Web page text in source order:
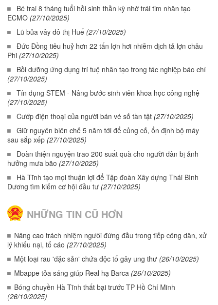
Bé trai 8 tháng tuổi hồi sinh thần kỳ nhờ trái tim nhân tạo
ECMO (27/10/2025)
Lũ bủa vây đô thị Huế (27/10/2025)
Đức Đồng tiêu huỷ hơn 22 tấn lợn hơi nhiễm dịch tả lợn châu
Phi (27/10/2025)
Bồi dưỡng ứng dụng trí tuệ nhân tạo trong tác nghiệp báo chí
(27/10/2025)
Tín dụng STEM - Nâng bước sinh viên khoa học công nghệ
(27/10/2025)
Cướp điện thoại của người bán vé số tàn tật (27/10/2025)
Giữ nguyên biên chế 5 năm tới để củng cố, ổn định bộ máy
sau sắp xếp (27/10/2025)
Đoàn thiện nguyện trao 200 suất quà cho người dân bị ảnh
hưởng mưa bão (27/10/2025)
Hà Tĩnh tạo mọi thuận lợi để Tập đoàn Xây dựng Thái Bình
Dương tìm kiếm cơ hội đầu tư (27/10/2025)
NHỮNG TIN CŨ HƠN
Nâng cao trách nhiệm người đứng đầu trong tiếp công dân, xử
lý khiếu nại, tố cáo (27/10/2025)
Một loại rau 'đặc sản' chứa độc tố gây ung thư (26/10/2025)
Mbappe tỏa sáng giúp Real hạ Barca (26/10/2025)
Bóng chuyền Hà Tĩnh thất bại trước TP Hồ Chí Minh
(26/10/2025)